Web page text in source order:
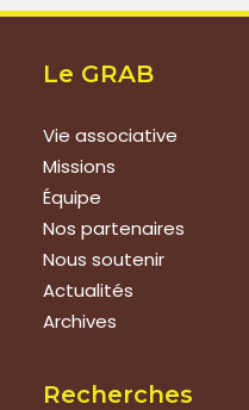
Le GRAB
Vie associative
Missions
Équipe
Nos partenaires
Nous soutenir
Actualités
Archives
Recherches